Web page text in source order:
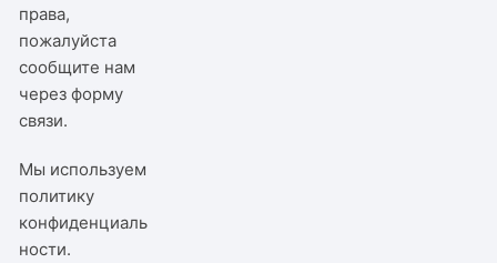
права,
пожалуйста
сообщите нам
черезформу
связи.
Мы используем
политику
конфиденциаль
ности.